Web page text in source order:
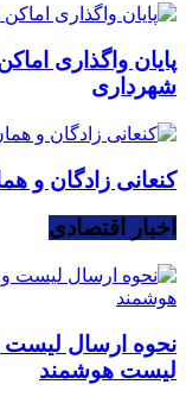
پایان واگذاری
شهرداری
کنعانی زادگان و
اخبار اقتصادی
نحوه ارسال لیست
لیست هوشمند